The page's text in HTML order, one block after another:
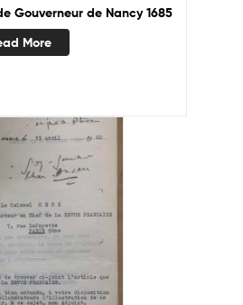
Gouverneur de Nancy 1685
More